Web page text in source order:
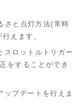
さと点灯方法(常時
えます。
スロットルトリガー
をすることができ
プデートを行えま